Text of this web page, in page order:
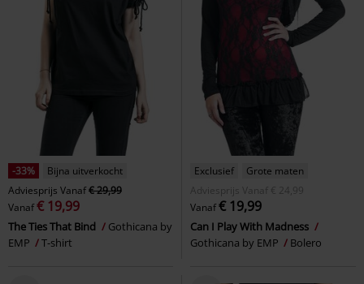
-33%
Bijna uitverkocht
Adviesprijs Vanaf€ 29,99
Vanaf€ 19,99
The Ties That Bind
Gothicana by
EMP
T-shirt
Exclusief
Grote maten
Adviesprijs
Vanaf € 24,99
Vanaf€ 19,99
Can I Play With Madness
Gothicana by EMP
Bolero